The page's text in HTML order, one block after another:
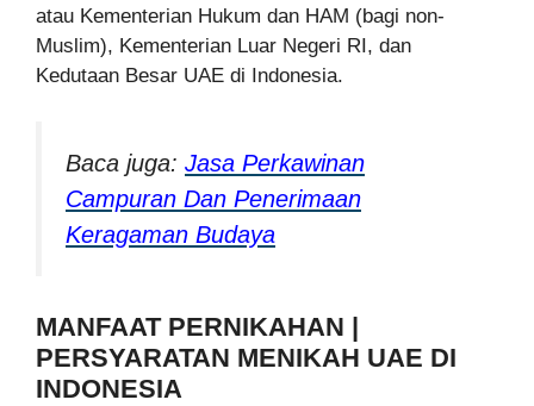
atau Kementerian Hukum dan HAM (bagi non-
Muslim), Kementerian Luar Negeri RI, dan
Kedutaan Besar UAE di Indonesia.
Baca juga: Jasa Perkawinan
Campuran Dan Penerimaan
Keragaman Budaya
MANFAAT PERNIKAHAN |
PERSYARATAN MENIKAH UAE DI
INDONESIA